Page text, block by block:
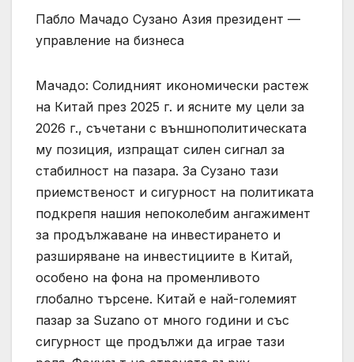
Пабло Мачадо Сузано Азия президент —
управление на бизнеса
Мачадо: Солидният икономически растеж
на Китай през 2025 г. и ясните му цели за
2026 г., съчетани с външнополитическата
му позиция, изпращат силен сигнал за
стабилност на пазара. За Сузано тази
приемственост и сигурност на политиката
подкрепя нашия непоколебим ангажимент
за продължаване на инвестирането и
разширяване на инвестициите в Китай,
особено на фона на променливото
глобално търсене. Китай е най-големият
пазар за Suzano от много години и със
сигурност ще продължи да играе тази